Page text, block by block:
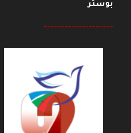
بوستر
--------------------